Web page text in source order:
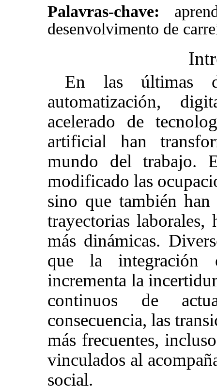
Palavras-chave:
desenvolvimento de
En las últimas
automatización,
acelerado de
artificial han
mundo del trabajo.
modificado las
sino que también
trayectorias laborales,
más dinámicas.
que la integración
incrementa la
continuos de
consecuencia, las
más frecuentes,
vinculados al
social.